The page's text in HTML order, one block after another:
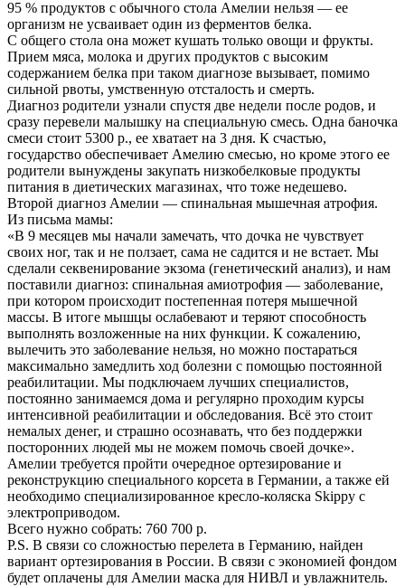
95 % продуктов с обычного стола Амелии нельзя — ее
организм не усваивает один из ферментов белка.
С общего стола она может кушать только овощи и фрукты.
Прием мяса, молока и других продуктов с высоким
содержанием белка при таком диагнозе вызывает, помимо
сильной рвоты, умственную отсталость и смерть.
Диагноз родители узнали спустя две недели после родов, и
сразу перевели малышку на специальную смесь. Одна баночка
смеси стоит 5300 р., ее хватает на 3 дня. К счастью,
государство обеспечивает Амелию смесью, но кроме этого ее
родители вынуждены закупать низкобелковые продукты
питания в диетических магазинах, что тоже недешево.
Второй диагноз Амелии — спинальная мышечная атрофия.
Из письма мамы:
«В 9 месяцев мы начали замечать, что дочка не чувствует
своих ног, так и не ползает, сама не садится и не встает. Мы
сделали секвенирование экзома (генетический анализ), и нам
поставили диагноз: спинальная амиотрофия — заболевание,
при котором происходит постепенная потеря мышечной
массы. В итоге мышцы ослабевают и теряют способность
выполнять возложенные на них функции. К сожалению,
вылечить это заболевание нельзя, но можно постараться
максимально замедлить ход болезни с помощью постоянной
реабилитации. Мы подключаем лучших специалистов,
постоянно занимаемся дома и регулярно проходим курсы
интенсивной реабилитации и обследования. Всё это стоит
немалых денег, и страшно осознавать, что без поддержки
посторонних людей мы не можем помочь своей дочке».
Амелии требуется пройти очередное ортезирование и
реконструкцию специального корсета в Германии, а также ей
необходимо специализированное кресло-коляска Skippy с
электроприводом.
Всего нужно собрать: 760 700 р.
P.S. В связи со сложностью перелета в Германию, найден
вариант ортезирования в России. В связи с экономией фондом
будет оплачены для Амелии маска для НИВЛ и увлажнитель.